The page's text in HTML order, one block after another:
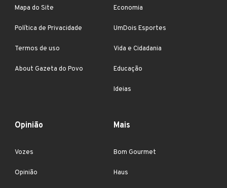
Mapa do Site
Política de Privacidade
Termos de uso
About Gazeta do Povo
Economia
UmDois Esportes
Vida e Cidadania
Educação
Ideias
Opinião
Vozes
Opinião
Mais
Bom Gourmet
Haus